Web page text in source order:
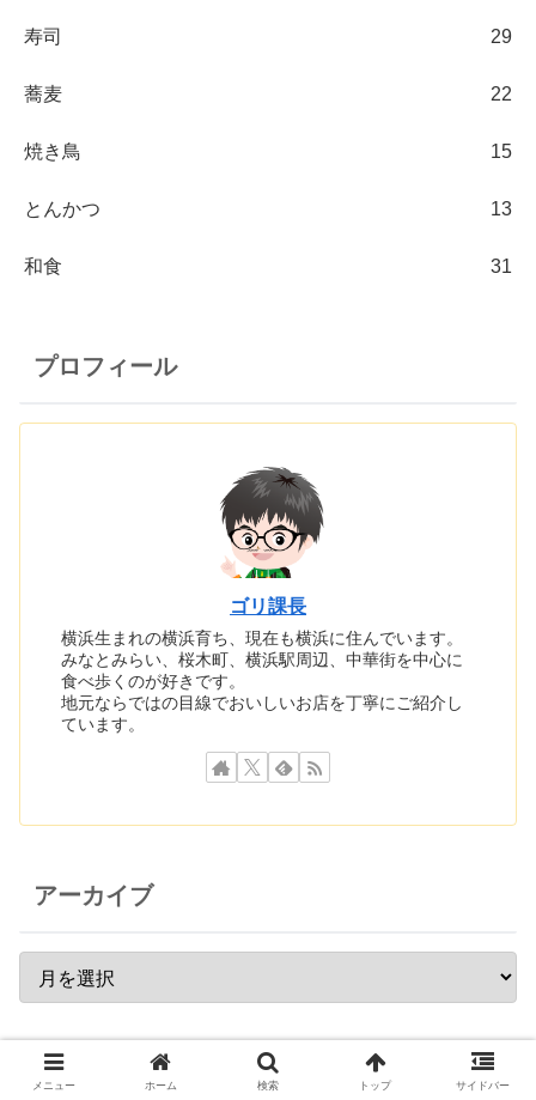
寿司 29
蕎麦 22
焼き鳥 15
とんかつ 13
和食 31
プロフィール
ゴリ課長
横浜生まれの横浜育ち、現在も横浜に住んでいます。
みなとみらい、桜木町、横浜駅周辺、中華街を中心に
食べ歩くのが好きです。
地元ならではの目線でおいしいお店を丁寧にご紹介し
ています。
アーカイブ
当サイトについて
メニュー ホーム 検索 トップ サイドバー